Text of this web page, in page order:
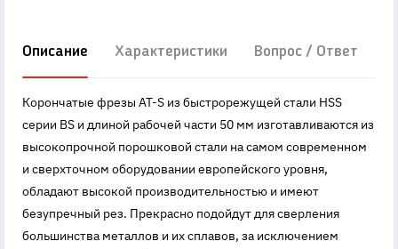
Описание Характеристики Вопрос / Ответ
Корончатые фрезы AT-S из быстрорежущей стали HSS
серии BS и длиной рабочей части 50 мм изготавливаются из
высокопрочной порошковой стали на самом современном
и сверхточном оборудовании европейского уровня,
обладают высокой производительностью и имеют
безупречный рез. Прекрасно подойдут для сверления
большинства металлов и их сплавов, за исключением